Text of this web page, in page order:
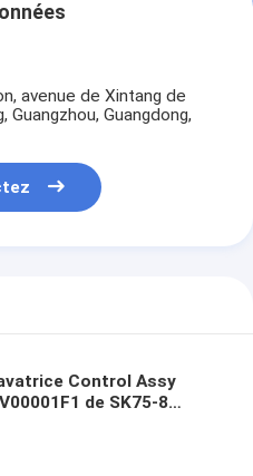
avenue de Xintang de
Guangdong,
Control Assy
de SK75-8